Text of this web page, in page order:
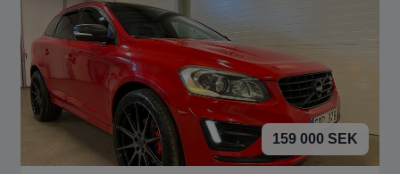
159 000 SEK